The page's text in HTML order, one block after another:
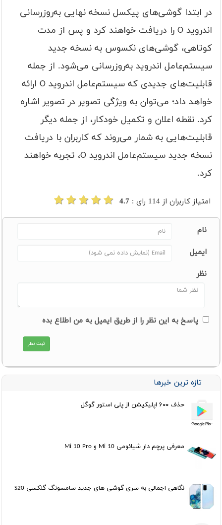
در ابتدا گوشی‌های پیکسل نسخه نهایی به‌روزرسانی
اندروید O را دریافت خواهند کرد و پس از مدت
کوتاهی، گوشی‌های نکسوس به نسخه جدید
سیستم‌عامل اندروید به‌‏روزرسانی می‌شود. از جمله
قابلیت‌های جدیدی که سیستم‌عامل اندروید O ارائه
خواهد داد؛ می‌توان به ویژگی تصویر در تصویر اشاره
کرد. نقطه اعلان و تکمیل خودکار، از جمله دیگر
قابلیت‌هایی به شمار می‌روند که کاربران با دریافت
نسخه جدید سیستم‌عامل اندروید O، تجربه خواهند
کرد.
امتیاز کاربران از 114 رای : 4.7
نام
ایمیل
نظر
پاسخ به این نظر را از طریق ایمیل به من اطلاع بده
تازه ترین خبرها
حذف ۶۰۰ اپلیکیشن از پلی استور گوگل
معرفی پرچم دار شیائومی Mi 10 و Mi 10 Pro
نگاهی اجمالی به سری گوشی های جدید سامسونگ گلکسی S20